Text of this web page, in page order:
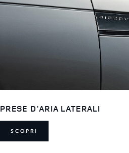
PRESE D'ARIA LATERALI
SCOPRI